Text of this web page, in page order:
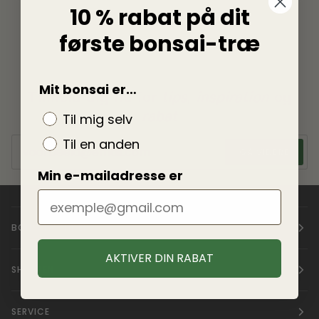
Tilmeld dig nu for
BONSAIWONDER
SHOPPEN
SERVICE
10 % rabat på dit
første bonsai-træ
Mit bonsai er…
Til mig selv
Til en anden
Min e-mailadresse er
AKTIVER DIN RABAT